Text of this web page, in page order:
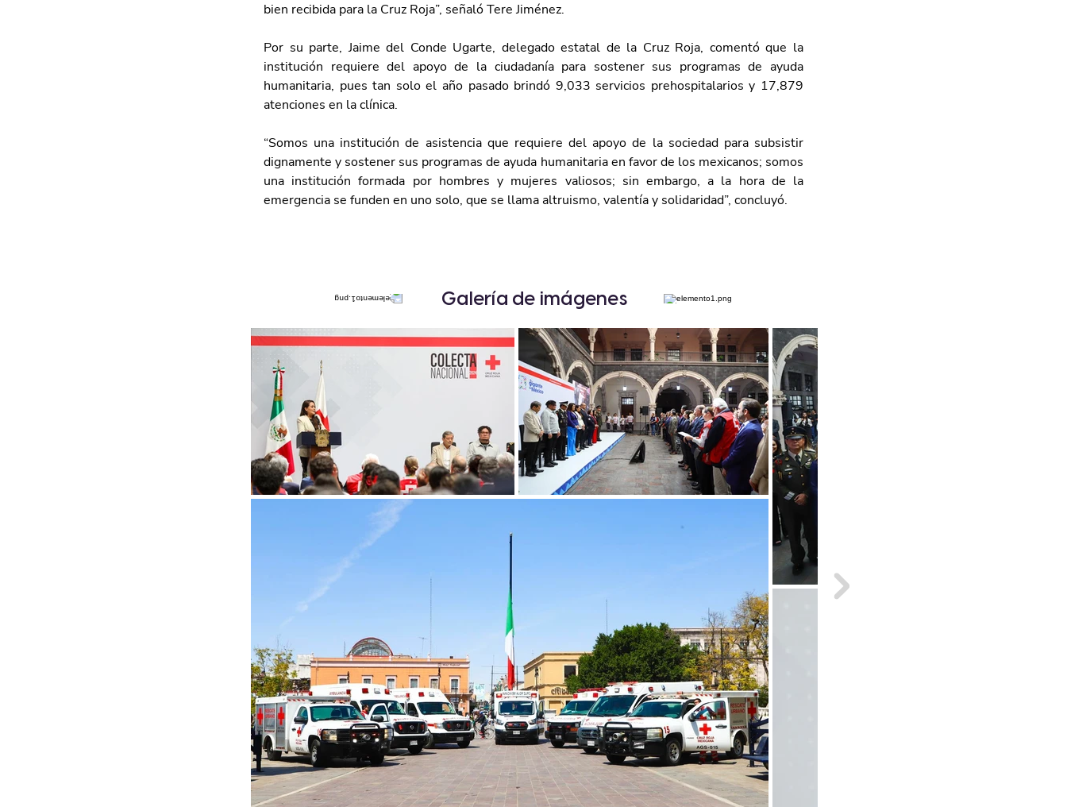
bien recibida para la Cruz Roja”, señaló Tere Jiménez.
Por su parte, Jaime del Conde Ugarte, delegado estatal de la Cruz Roja, comentó que la
institución requiere del apoyo de la ciudadanía para sostener sus programas de ayuda
humanitaria, pues tan solo el año pasado brindó 9,033 servicios prehospitalarios y 17,879
atenciones en la clínica.
“Somos una institución de asistencia que requiere del apoyo de la sociedad para subsistir
dignamente y sostener sus programas de ayuda humanitaria en favor de los mexicanos; somos
una institución formada por hombres y mujeres valiosos; sin embargo, a la hora de la
emergencia se funden en uno solo, que se llama altruismo, valentía y solidaridad”, concluyó.
Galería de imágenes